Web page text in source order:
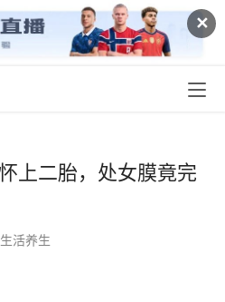
✕
上二胎，处女膜竟完
生活养生